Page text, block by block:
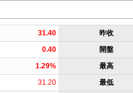
31.40 昨收
0.40 開盤
1.29% 最高
31.20 最低